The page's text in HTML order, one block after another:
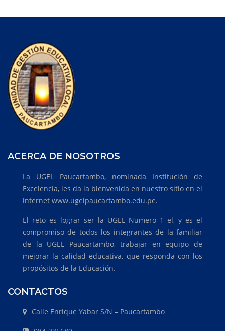
ACERCA DE NOSOTROS
La UGEL Paucartambo, nominada Institución de
Excelencia, les da la bienvenida en nuestro sitio en el
internet www.ugelpaucartambo.edu.pe.
El reto es lograr ser la UGEL Numero 1 el, y es el
compromiso de todos los integrantes de la familiar
de la UGEL Paucartambo, trabajar en equipo de
mejorar la calidad educativa, que responda con los
propósitos de la Educación.
CONTACTOS
Calle Enrique Yabar S/N – Paucartambo